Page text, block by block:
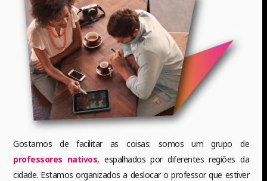
Gostamos de facilitar as coisas: somos um grupo de
professores nativos, espalhados por diferentes regiões da
cidade. Estamos organizados a deslocar o professor que estiver